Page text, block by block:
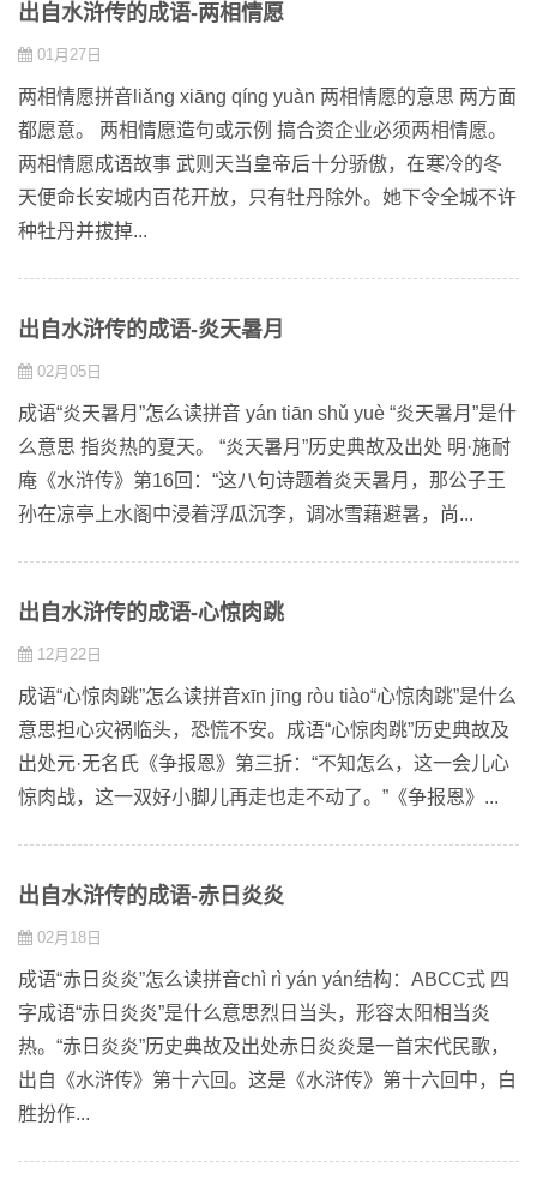
出自水浒传的成语-两相情愿
01月27日
两相情愿拼音liǎng xiāng qíng yuàn 两相情愿的意思 两方面
都愿意。 两相情愿造句或示例 搞合资企业必须两相情愿。
两相情愿成语故事 武则天当皇帝后十分骄傲，在寒冷的冬
天便命长安城内百花开放，只有牡丹除外。她下令全城不许
种牡丹并拔掉...
出自水浒传的成语-炎天暑月
02月05日
成语“炎天暑月”怎么读拼音 yán tiān shǔ yuè “炎天暑月”是什
么意思 指炎热的夏天。 “炎天暑月”历史典故及出处 明·施耐
庵《水浒传》第16回：“这八句诗题着炎天暑月，那公子王
孙在凉亭上水阁中浸着浮瓜沉李，调冰雪藉避暑，尚...
出自水浒传的成语-心惊肉跳
12月22日
成语“心惊肉跳”怎么读拼音xīn jīng ròu tiào“心惊肉跳”是什么
意思担心灾祸临头，恐慌不安。成语“心惊肉跳”历史典故及
出处元·无名氏《争报恩》第三折：“不知怎么，这一会儿心
惊肉战，这一双好小脚儿再走也走不动了。”《争报恩》...
出自水浒传的成语-赤日炎炎
02月18日
成语“赤日炎炎”怎么读拼音chì rì yán yán结构：ABCC式 四
字成语“赤日炎炎”是什么意思烈日当头，形容太阳相当炎
热。“赤日炎炎”历史典故及出处赤日炎炎是一首宋代民歌，
出自《水浒传》第十六回。这是《水浒传》第十六回中，白
胜扮作...